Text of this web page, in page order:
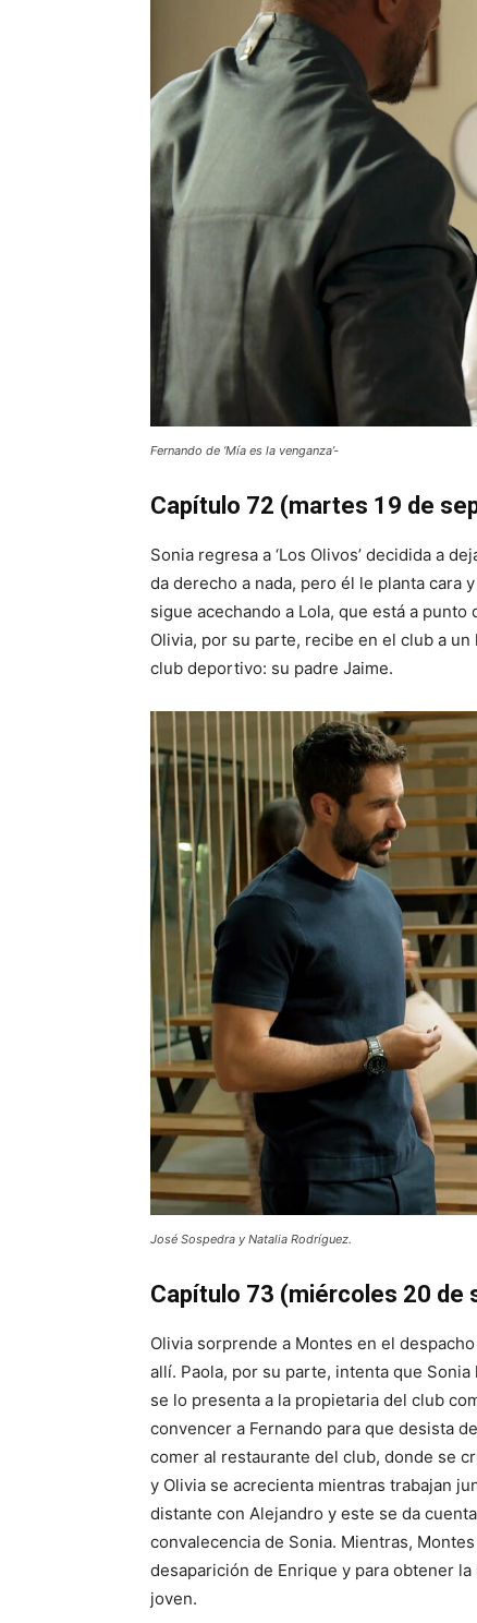
Fernando de ‘Mía es la venganza’-
Capítulo 72 (martes 19 de
Sonia regresa a ‘Los Olivos’ decidida a
da derecho a nada, pero él le planta cara
sigue acechando a Lola, que está a
Olivia, por su parte, recibe en el club a
club deportivo: su padre Jaime.
José Sospedra y Natalia Rodríguez.
Capítulo 73 (miércoles 20 de
Olivia sorprende a Montes en el
allí. Paola, por su parte, intenta que
se lo presenta a la propietaria del club
convencer a Fernando para que desista
comer al restaurante del club, donde se
y Olivia se acrecienta mientras trabajan
distante con Alejandro y este se da
convalecencia de Sonia. Mientras,
desaparición de Enrique y para obtener
joven.